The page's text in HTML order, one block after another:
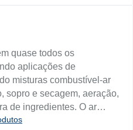
de energia, os
ou eletrônicos
do compressor. Os
proporcionam o mais alto
oferecendo baixa
de temperatura ampla e
quase todos os
aplicações de
misturas combustível-ar
sopro e secagem, aeração,
de ingredientes. O ar
pneumáticas,